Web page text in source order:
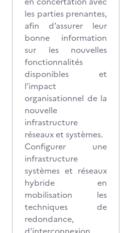
les parties prenantes,
afin d’assurer leur
bonne information
sur les nouvelles
fonctionnalités
disponibles et
l’impact
organisationnel de la
nouvelle
infrastructure
réseaux et systèmes.
Configurer une
infrastructure
systèmes et réseaux
hybride en
mobilisation les
techniques de
redondance,